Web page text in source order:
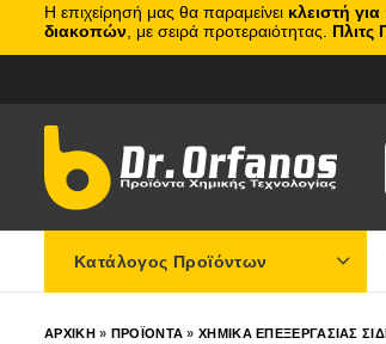
Κατάλογος Προϊόντων
ΑΡΧΙΚΗ» ΠΡΟΪΟΝΤΑ »ΧΗΜΙΚΑ ΕΠΕΞΕΡΓΑΣΙΑΣ
Η επιχείρησή μας θα παραμείνει κλειστή
διακοπών , με σειρά προτεραιότητας. Πλιτς